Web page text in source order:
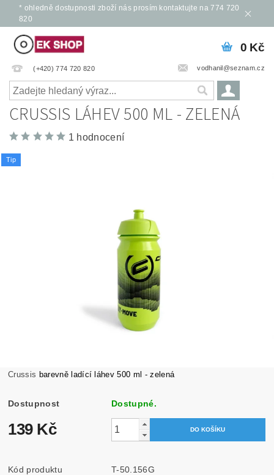
* ohledně dostupnosti zboží nás prosím kontaktujte na 774 720
820
(+420) 774 720 820 vodhanil@seznam.cz
0 Kč
CRUSSIS LÁHEV 500 ML - ZELENÁ
1 hodnocení
Tip
Crussis barevně ladící láhev 500 ml - zelená
Dostupnost Dostupné.
139 Kč
Kód produktu T-50.156G